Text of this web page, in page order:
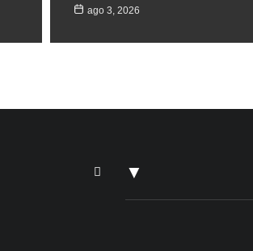
ago 3, 2026
▼